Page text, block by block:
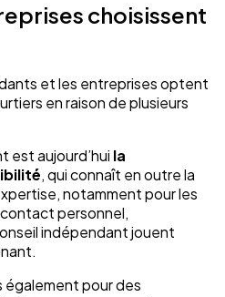
choisissent
et les entreprises optent
en raison de plusieurs
est aujourd’hui la
, qui connaît en outre la
notamment pour les
personnel,
indépendant jouent
également pour des